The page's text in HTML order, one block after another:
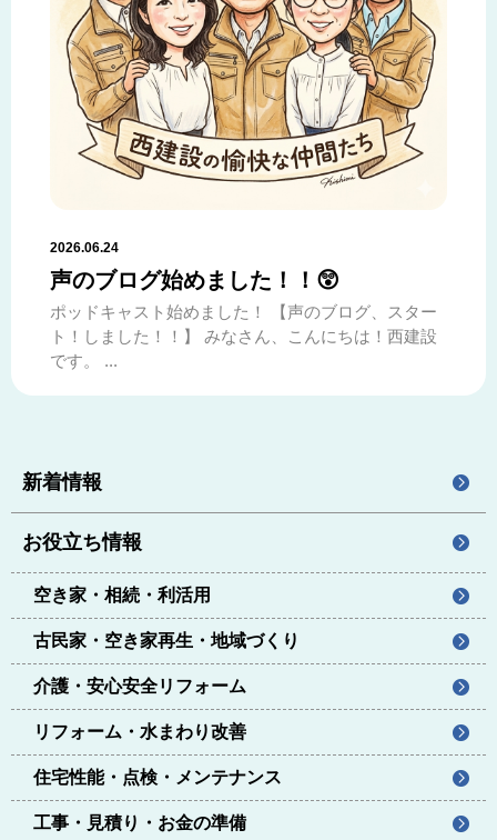
2026.06.24
声のブログ始めました！！😲
ポッドキャスト始めました！ 【声のブログ、スター
ト！しました！！】 みなさん、こんにちは！西建設
です。 ...
新着情報
お役立ち情報
空き家・相続・利活用
古民家・空き家再生・地域づくり
介護・安心安全リフォーム
リフォーム・水まわり改善
住宅性能・点検・メンテナンス
工事・見積り・お金の準備